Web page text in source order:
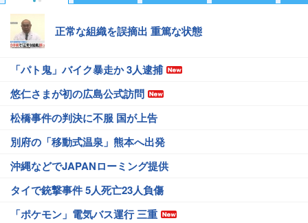
正常な組織を誤摘出 重篤な状態
「パト鬼」バイク暴走か 3人逮捕
悠仁さまが初の広島公式訪問
松橋事件の判決に不服 国が上告
別府の「移動式温泉」熊本へ出発
沖縄などでJAPANローミング提供
タイで銃撃事件 5人死亡23人負傷
「ポケモン」電気バス運行 三重